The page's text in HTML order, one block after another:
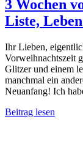
3 Wochen
Liste,
Ihr Lieben,
Vorweihnachtszeit
Glitzer und einem
manchmal ein
Neuanfang! Ich
Beitrag lesen